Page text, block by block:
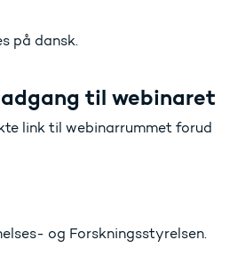
på dansk.
til webinaret
link til webinarrummet forud
og Forskningsstyrelsen.